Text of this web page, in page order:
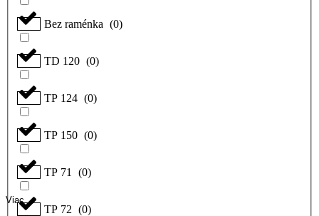
Bez raménka (0)
TD 120 (0)
TP 124 (0)
TP 150 (0)
TP 71 (0)
TP 72 (0)
Viac